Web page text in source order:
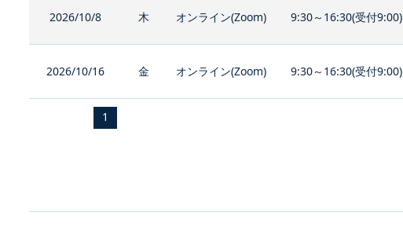
2026/10/8 木 オンライン(Zoom) 9:30～16:30(受付9:00)
2026/10/16 金 オンライン(Zoom) 9:30～16:30(受付9:00)
1